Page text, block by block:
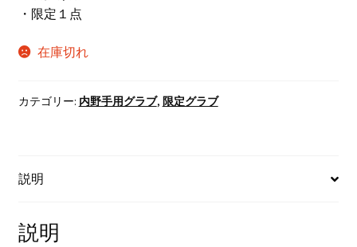
で
し
・限定１点
在庫切れ
カテゴリー: 内野手用グラブ, 限定グラブ
説明
説明